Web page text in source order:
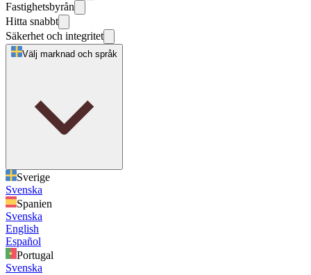
Fastighetsbyrån
Hitta snabbt
Säkerhet och integritet
Välj marknad och språk
Sverige
Svenska
Spanien
Svenska
English
Español
Portugal
Svenska